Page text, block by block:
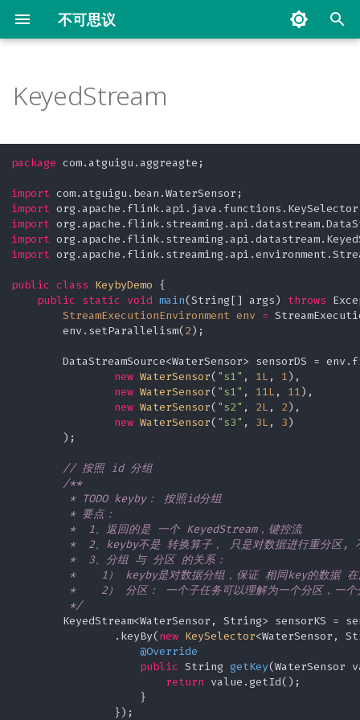
不可思议
始
搜
索
从 Collection 中读取
从自定义的 Source 中读取
从 DataGenerator 读取
从 File 读取
Flink MySQL CDC
Filter
FlatMap
Map
RichFunction
CheckpointConfig
Kafka to Kafka
Savepoint
Custom
空闲等待时间
Interval Join
Interval Join With Late
MonoWatermark
Count Window
Time Window
Window Aggregate
Window Aggregate And
Process
Window API
Window Process
Window Reduce
Keyed Aggregating State
Keyed List State
Keyed Map State
Keyed Reducing State
Operator Broadcast State
Operator Chain
Slot Sharing Group
Word Count Batch
Word Count Stream
Unbounded
自定义
写入 File
写入 Kafka
写入 MySQL
AggregateFunction
从 DataGen Source 到 Print
Sink
从 Kafka Source 到 MySQL
Sink
ScalarFunction
TableAggregateFunction
通过 SideOutput 分流
通过 filter 分流
ProcessAllWindowTopN
KeyedProcessFunctionTopN
KeyedProcessTimer
SideOutput
PartitionCustom
Parition
Demo
Connect
ConnectKeyBy
Union
ProxySQL 实战
Flink 面试题
常用工具
常用文档
Redis Big Key 问题
SQLite UDF 及 UDAF 的实现
Scrapy 爬取在行数据
URL Decode 的实现原理
具
测试驱动开发 TDD(Test
随机排序的一种优化实现
KeyedStream
package com.atguigu.aggreagte;
import
import
import
import
import
public class KeybyDemo {
public static void main(String[] args) throws
StreamExecutionEnvironment env =
        env.setParallelism(
2);
DataStreamSource<WaterSensor> sensorDS =
new WaterSensor( "s1" , 1L, 1),
new WaterSensor( "s1" , 11L, 11),
new WaterSensor( "s2" , 2L, 2),
new WaterSensor( "s3" , 3L, 3)
        );
// 按照 id 分组
/**
         * TODO keyby： 按照id分组
         * 要点：
         *  1、返回的是 一个 KeyedStream，键控流
*  2、keyby不是 转换算子， 只是对数据进行重分区,
         *  3、分组 与 分区 的关系：
*    1） keyby是对数据分组，保证 相同key的数据 在
*    2） 分区： 一个子任务可以理解为一个分区，一
         */
KeyedStream<WaterSensor, String> sensorKS =
                .keyBy(
new KeySelector<WaterSensor,
@Override
public String getKey(WaterSensor
return value.getId();
                    }
                });